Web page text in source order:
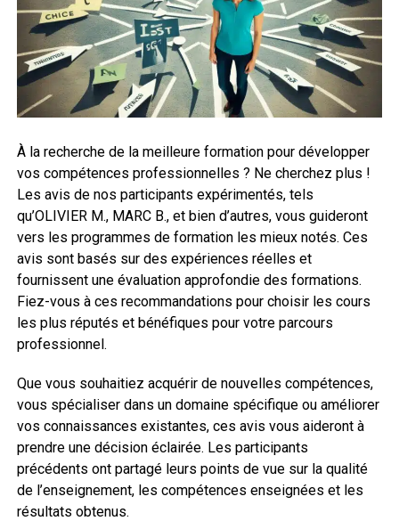
À la recherche de la meilleure formation pour développer
vos compétences professionnelles ? Ne cherchez plus !
Les avis de nos participants expérimentés, tels
qu’OLIVIER M., MARC B., et bien d’autres, vous guideront
vers les programmes de formation les mieux notés. Ces
avis sont basés sur des expériences réelles et
fournissent une évaluation approfondie des formations.
Fiez-vous à ces recommandations pour choisir les cours
les plus réputés et bénéfiques pour votre parcours
professionnel.
Que vous souhaitiez acquérir de nouvelles compétences,
vous spécialiser dans un domaine spécifique ou améliorer
vos connaissances existantes, ces avis vous aideront à
prendre une décision éclairée. Les participants
précédents ont partagé leurs points de vue sur la qualité
de l’enseignement, les compétences enseignées et les
résultats obtenus.